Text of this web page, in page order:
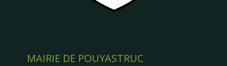
MAIRIE DE POUYASTRUC